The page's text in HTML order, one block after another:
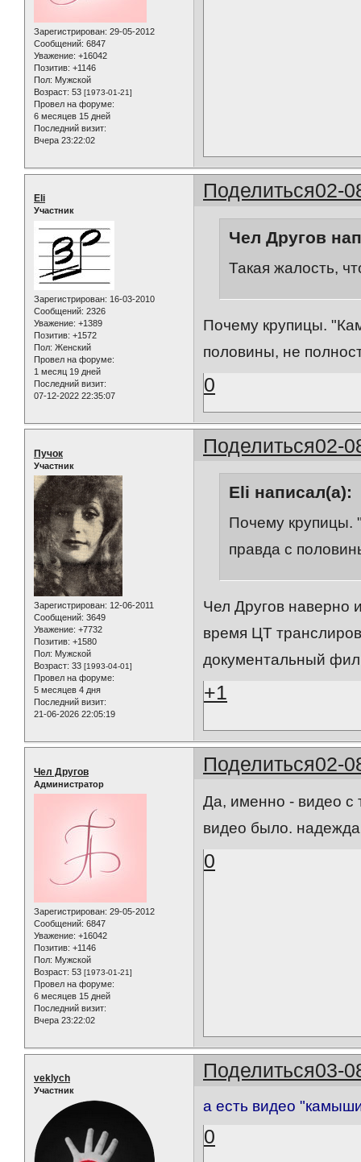
Зарегистрирован: 29-05-2012
Сообщений: 6847
Уважение: +16042
Позитив: +1146
Пол: Мужской
Возраст: 53 [1973-01-21]
Провел на форуме:
6 месяцев 15 дней
Последний визит:
Вчера 23:22:02
Поделиться02-
Eli
Участник
Зарегистрирован: 16-03-2010
Сообщений: 2326
Уважение: +1389
Позитив: +1572
Пол: Женский
Провел на форуме:
1 месяц 19 дней
Последний визит:
07-12-2022 22:35:07
Чел Другов
Такая жалость,
Почему крупицы.
половины, не
0
Поделиться02-
Пучок
Участник
Зарегистрирован: 12-06-2011
Сообщений: 3649
Уважение: +7732
Позитив: +1580
Пол: Мужской
Возраст: 33 [1993-04-01]
Провел на форуме:
5 месяцев 4 дня
Последний визит:
21-06-2026 22:05:19
Eli написал(а):
Почему крупицы.
правда с
Чел Другов наверно
время ЦТ
документальный
+1
Поделиться02-
Чел Другов
Администратор
Зарегистрирован: 29-05-2012
Сообщений: 6847
Уважение: +16042
Позитив: +1146
Пол: Мужской
Возраст: 53 [1973-01-21]
Провел на форуме:
6 месяцев 15 дней
Последний визит:
Вчера 23:22:02
Да, именно - видео с
видео было. надежда
0
Поделиться03-
veklych
Участник
а есть видео
0